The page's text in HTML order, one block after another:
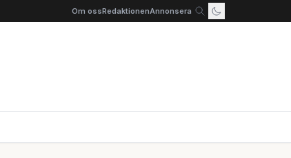
Om ossRedaktionenAnnonsera